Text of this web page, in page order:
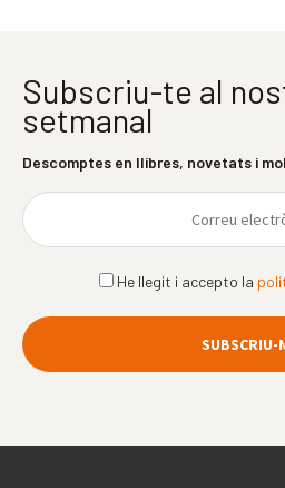
Subscriu-te al
setmanal
Descomptes en llibres, novetats i
He llegit i accepto la